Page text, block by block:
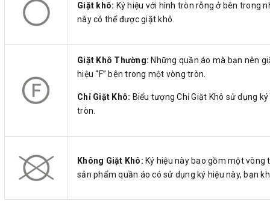
Giặt khô: Ký hiệu với hình tròn rỗng ở bên trong
này có thể được giặt khô.
Giặt Khô Thường: Những quần áo mà bạn nên
hiệu “F” bên trong một vòng tròn.
Chỉ Giặt Khô: Biểu tượng Chỉ Giặt Khô sử dụng
tròn.
Không Giặt Khô: Ký hiệu này bao gồm một
sản phẩm quần áo có sử dụng ký hiệu này, bạn